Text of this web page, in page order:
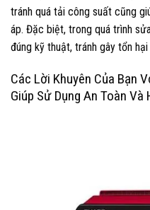
tránh quá tải công suất cũng
áp. Đặc biệt, trong quá trình
đúng kỹ thuật, tránh gây tổn
Các Lời Khuyên Của Bạn
Giúp Sử Dụng An Toàn Và